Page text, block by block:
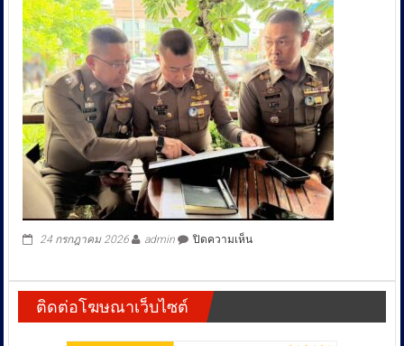
24 กรกฎาคม 2026 admin ปิดความเห็นบน
ติดต่อโฆษณาเว็บไซต์